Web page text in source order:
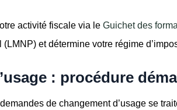
activité fiscale via le Guichet des
et détermine votre régime
: procédure
de changement d’usage se